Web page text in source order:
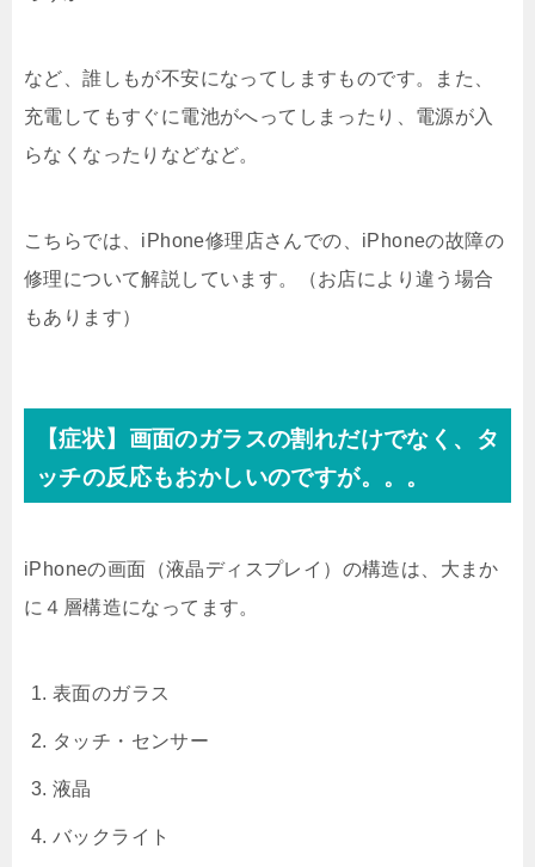
など、誰しもが不安になってしますものです。また、
充電してもすぐに電池がへってしまったり、電源が入
らなくなったりなどなど。
こちらでは、iPhone修理店さんでの、iPhoneの故障の
修理について解説しています。（お店により違う場合
もあります）
【症状】画面のガラスの割れだけでなく、タ
ッチの反応もおかしいのですが。。。
iPhoneの画面（液晶ディスプレイ）の構造は、大まか
に４層構造になってます。
表面のガラス
タッチ・センサー
液晶
バックライト